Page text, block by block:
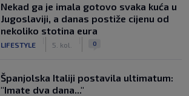
Nekad ga je imala gotovo svaka kuća u
Jugoslaviji, a danas postiže cijenu od
nekoliko stotina eura
LIFESTYLE 5. kol. 0
Španjolska Italiji postavila ultimatum:
"Imate dva dana..."